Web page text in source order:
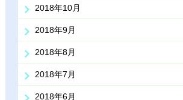
2018年10月
2018年9月
2018年8月
2018年7月
2018年6月